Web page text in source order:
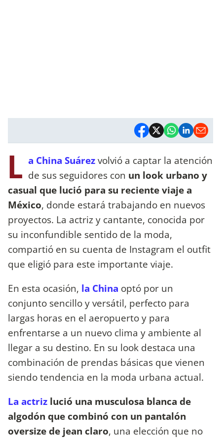
L a China Suárezvolvió a captar la atención
de sus seguidores con un look urbano y
casual que lució para su reciente viaje a
México, donde estará trabajando en nuevos
proyectos. La actriz y cantante, conocida por
su inconfundible sentido de la moda,
compartió en su cuenta de Instagram el outfit
que eligió para este importante viaje.
En esta ocasión, la China optó por un
conjunto sencillo y versátil, perfecto para
largas horas en el aeropuerto y para
enfrentarse a un nuevo clima y ambiente al
llegar a su destino. En su look destaca una
combinación de prendas básicas que vienen
siendo tendencia en la moda urbana actual.
La actriz lució una musculosa blanca de
algodón que combinó con un pantalón
oversize de jean claro, una elección que no